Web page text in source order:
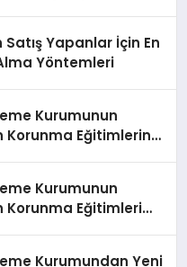
Yapanlar İçin En
Yöntemleri
Kurumunun
Korunma Eğitimlerine
Kurumunun
Korunma Eğitimleri
Kurumundan Yeni